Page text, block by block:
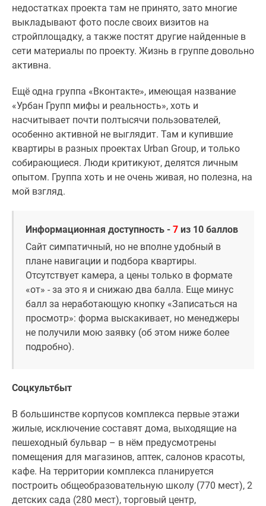
недостатках проекта там не принято, зато многие
выкладывают фото после своих визитов на
стройплощадку, а также постят другие найденные в
сети материалы по проекту. Жизнь в группе довольно
активна.
Ещё одна группа «Вконтакте», имеющая название
«Урбан Групп мифы и реальность», хоть и
насчитывает почти полтысячи пользователей,
особенно активной не выглядит. Там и купившие
квартиры в разных проектах Urban Group, и только
собирающиеся. Люди критикуют, делятся личным
опытом. Группа хоть и не очень живая, но полезна, на
мой взгляд.
Информационная доступность - 7 из 10 баллов
Сайт симпатичный, но не вполне удобный в
плане навигации и подбора квартиры.
Отсутствует камера, а цены только в формате
«от» - за это я и снижаю два балла. Еще минус
балл за неработающую кнопку «Записаться на
просмотр»: форма выскакивает, но менеджеры
не получили мою заявку (об этом ниже более
подробно).
Соцкультбыт
В большинстве корпусов комплекса первые этажи
жилые, исключение составят дома, выходящие на
пешеходный бульвар – в нём предусмотрены
помещения для магазинов, аптек, салонов красоты,
кафе. На территории комплекса планируется
построить общеобразовательную школу (770 мест), 2
детских сада (280 мест), торговый центр,